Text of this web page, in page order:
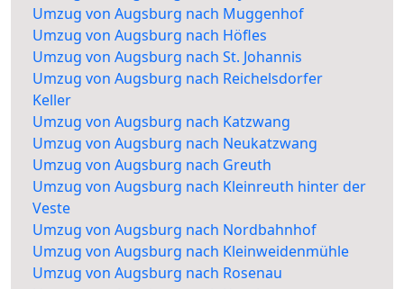
Umzug von Augsburg nach Muggenhof
Umzug von Augsburg nach Höfles
Umzug von Augsburg nach St. Johannis
Umzug von Augsburg nach Reichelsdorfer
Keller
Umzug von Augsburg nach Katzwang
Umzug von Augsburg nach Neukatzwang
Umzug von Augsburg nach Greuth
Umzug von Augsburg nach Kleinreuth hinter der
Veste
Umzug von Augsburg nach Nordbahnhof
Umzug von Augsburg nach Kleinweidenmühle
Umzug von Augsburg nach Rosenau